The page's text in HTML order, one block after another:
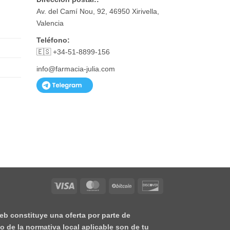
Av. del Camí Nou, 92, 46950 Xirivella,
Valencia
Teléfono:
🇪🇸 +34-51-8899-156
info@farmacia-julia.com
Visa MasterCardBitCoin
constituye una oferta por parte de
de la normativa local aplicable son de tu